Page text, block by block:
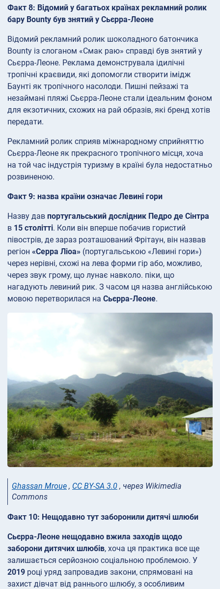
Факт 8: Відомий у багатьох країнах рекламний ролик
бару Bounty був знятий у Сьєрра-Леоне
Відомий рекламний ролик шоколадного батончика
Bounty із слоганом «Смак раю» справді був знятий у
Сьєрра-Леоне. Реклама демонструвала ідилічні
тропічні краєвиди, які допомогли створити імідж
Баунті як тропічного насолоди. Пишні пейзажі та
незаймані пляжі Сьєрра-Леоне стали ідеальним фоном
для екзотичних, схожих на рай образів, які бренд хотів
передати.
Рекламний ролик сприяв міжнародному сприйняттю
Сьєрра-Леоне як прекрасного тропічного місця, хоча
на той час індустрія туризму в країні була недостатньо
розвиненою.
Факт 9: назва країни означає Левині гори
Назву дав португальський дослідник Педро де Сінтра
в 15 столітті. Коли він вперше побачив гористий
півострів, де зараз розташований Фрітаун, він назвав
регіон «Серра Ліоа» (португальською «Левині гори»)
через нерівні, схожі на лева форми гір або, можливо,
через звук грому, що лунає навколо. піки, що
нагадують левиний рик. З часом ця назва англійською
мовою перетворилася на Сьєрра-Леоне.
Ghassan Mroue , CC BY-SA 3.0 , через Wikimedia
Commons
Факт 10: Нещодавно тут заборонили дитячі шлюби
Сьєрра-Леоне нещодавно вжила заходів щодо
заборони дитячих шлюбів, хоча ця практика все ще
залишається серйозною соціальною проблемою. У
2019 році уряд запровадив закони, спрямовані на
захист дівчат від раннього шлюбу, з особливим